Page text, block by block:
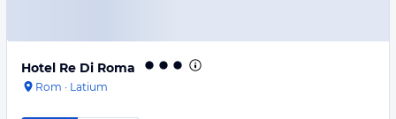
Hotel Re Di Roma
Rom · Latium